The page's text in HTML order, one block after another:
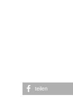
teilen